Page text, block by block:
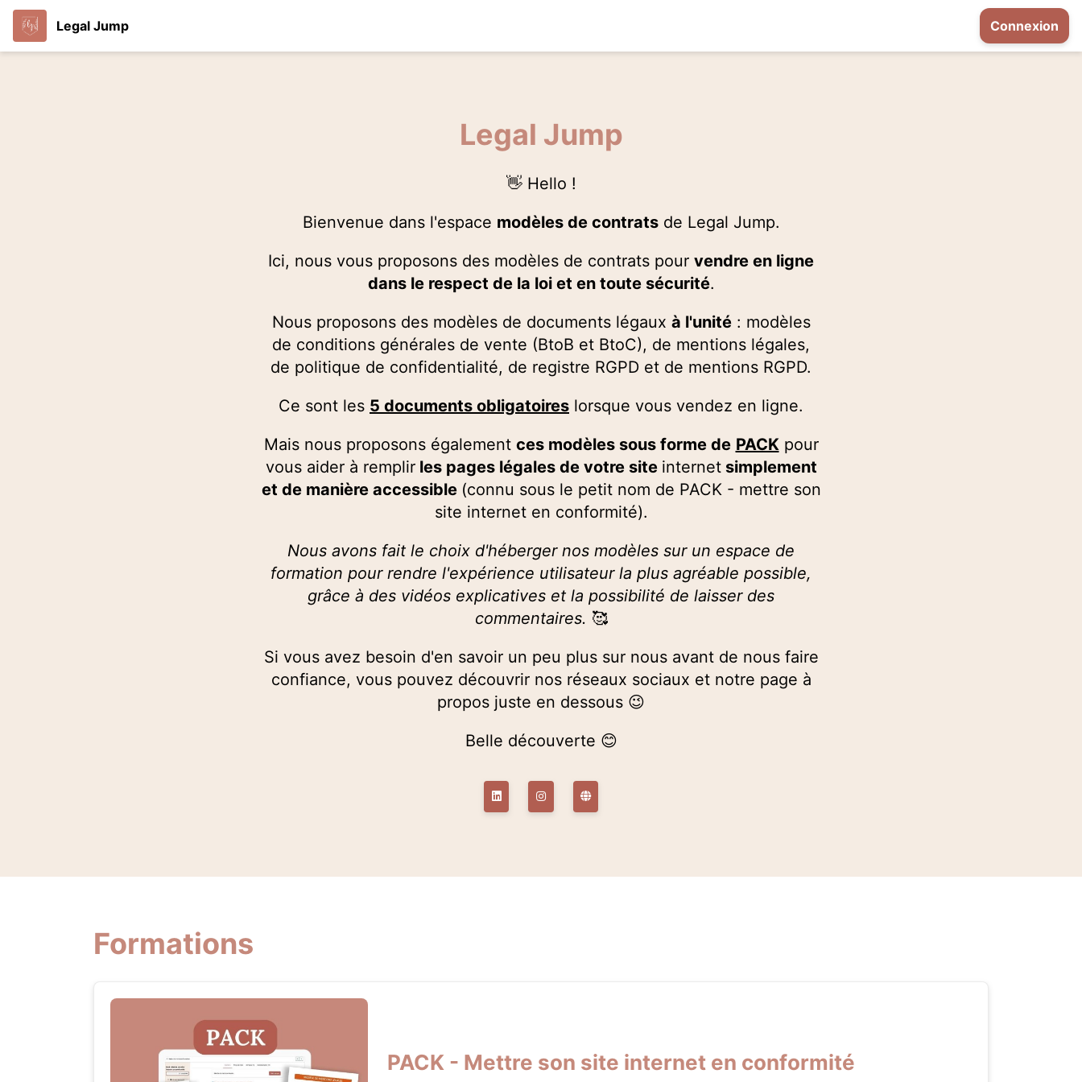
Legal Jump Connexion
Legal Jump
👋 Hello !
Bienvenue dans l'espace modèles de contratsde Legal Jump.
Ici, nous vous proposons des modèles de contrats pour vendre en ligne
dans le respect de la loi et en toute sécurité.
Nous proposons des modèles de documents légaux à l'unité: modèles
de conditions générales de vente (BtoB et BtoC), de mentions légales,
de politique de confidentialité, de registre RGPD et de mentions RGPD.
Ce sont les 5 documents obligatoires lorsque vous vendez en ligne.
Mais nous proposons également ces modèles sous forme de PACKpour
vous aider à remplirles pages légales de votre site internetsimplement
et de manière accessible (connu sous le petit nom de PACK - mettre son
site internet en conformité).
Nous avons fait le choix d'héberger nos modèles sur un espace de
formation pour rendre l'expérience utilisateur la plus agréable possible,
grâce à des vidéos explicatives et la possibilité de laisser des
commentaires. 🥰
Si vous avez besoin d'en savoir un peu plus sur nous avant de nous faire
confiance, vous pouvez découvrir nos réseaux sociaux et notre page à
propos juste en dessous 😉
Belle découverte 😊
Formations
PACK - Mettre son site internet en conformité